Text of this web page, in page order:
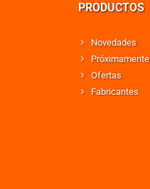
PRODUCTOS
Novedades
Próximamente
Ofertas
Fabricantes